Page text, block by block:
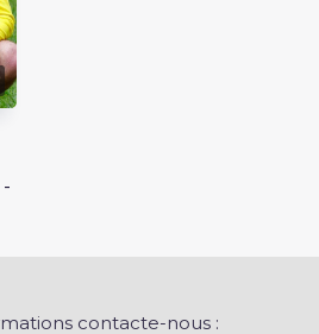
-
contacte-nous :